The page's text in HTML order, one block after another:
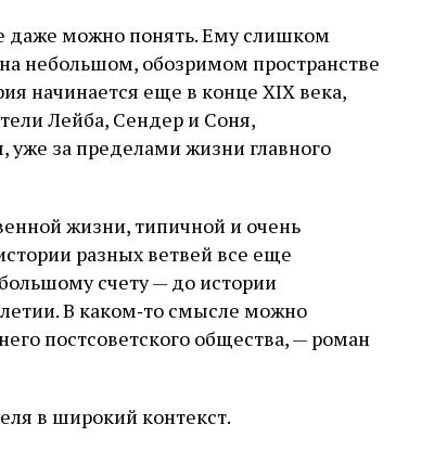
даже можно понять. Ему слишком
небольшом, обозримом пространстве
начинается еще в конце XIX века,
Лейба, Сендер и Соня,
уже за пределами жизни главного
жизни, типичной и очень
разных ветвей все еще
счету — до истории
В каком‑то смысле можно
постсоветского общества, — роман
в широкий контекст.